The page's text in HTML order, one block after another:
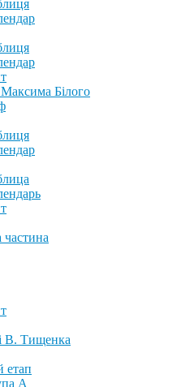
Максима Білого
частина
В. Тищенка
етап
А